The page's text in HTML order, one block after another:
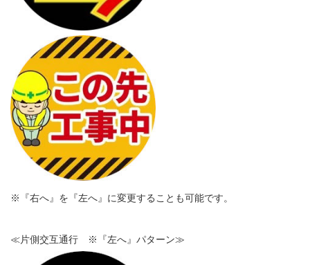
※『右へ』を『左へ』に変更することも可能です。
≪片側交互通行 ※『左へ』パターン≫